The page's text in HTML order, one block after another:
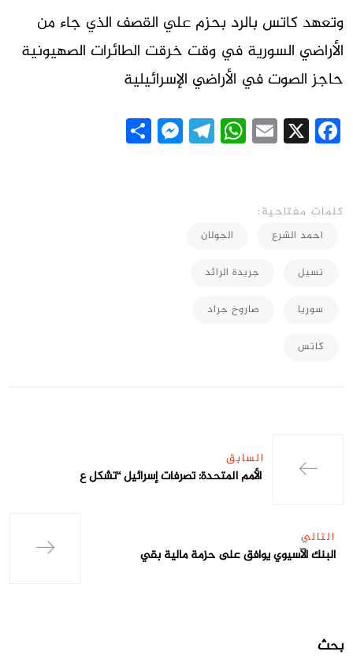
وتعهد كاتس بالرد بحزم علي القصف الذي جاء من
الأراضي السورية في وقت خرقت الطائرات الصهيونية
حاجز الصوت في الأراضي الإسرائيلية
Facebook
X
Email
WhatsApp
Telegram
Messenger
كلمات مفتاحية:
احمد الشرع الجولان
تسيل جريدة الرائد
سوريا صاروخ جراد
كاتس
السابق
الأمم المتحدة: تصرفات إسرائيل “تشكل ع
التالي
البنك الآسيوي يوافق على حزمة مالية بقي
بحث